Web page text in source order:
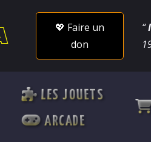
💖 Faire un
don
“
LES JOUETS
ARCADE